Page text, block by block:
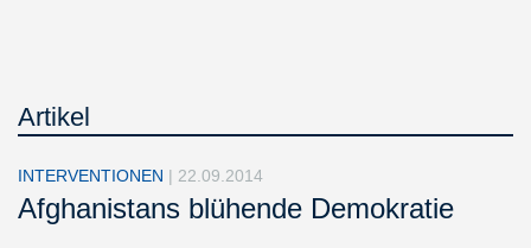
Artikel
INTERVENTIONEN | 22.09.2014
Afghanistans blühende Demokratie